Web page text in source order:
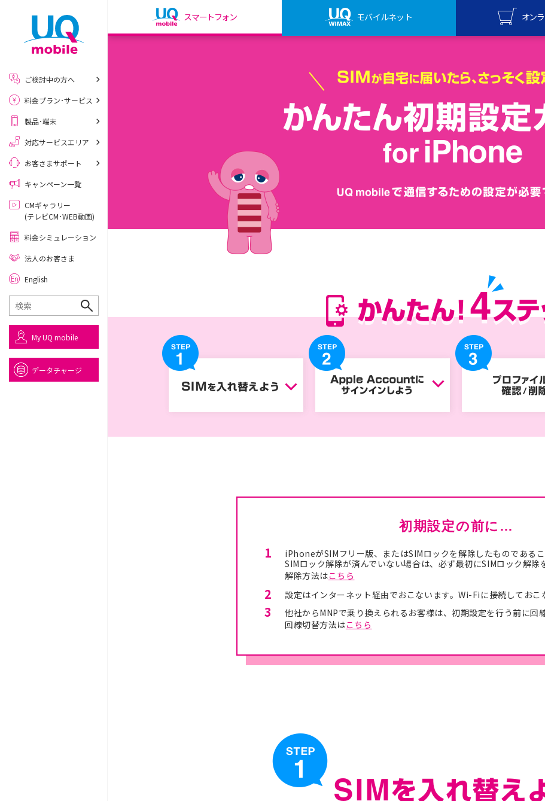
スマートフォン モバイルネット オン
UQ
オンライン
初期設定の前に…
iPhoneがSIMフリー版、またはSIMロックを解除したものであるこ
SIMロック解除が済んでいない場合は、必ず最初にSIMロック解除
解除方法はこちら
設定はインターネット経由でおこないます。Wi-Fiに接続しておこ
他社からMNPで乗り換えられるお客様は、初期設定を行う前に回
回線切替方法はこちら
ご検討中の方へ
料金プラン･サービス
製品･端末
対応サービスエリア
お客さまサポート
キャンペーン一覧
CMギャラリー
(テレビCM･WEB動画)
料金シミュレーション
法人のお客さま
English
My UQ mobile
データチャージ